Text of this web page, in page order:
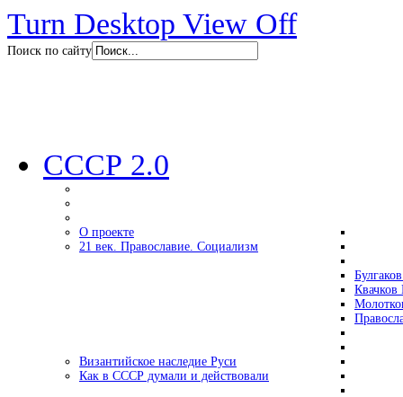
Turn Desktop View Off
Поиск по сайту
СССР 2.0
О проекте
21 век. Православие. Социализм
Византийское наследие Руси
Как в СССР думали и действовали